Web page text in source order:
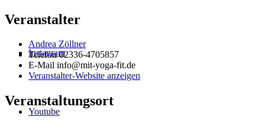
Instagram
Youtube
Veranstalter
Andrea Zöllner
Telefon02336-4705857
E-Mail info@mit-yoga-fit.de
Veranstalter-Website anzeigen
Veranstaltungsort